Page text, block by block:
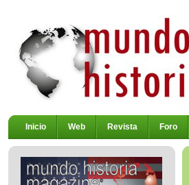
Inicio Web Revista Foro